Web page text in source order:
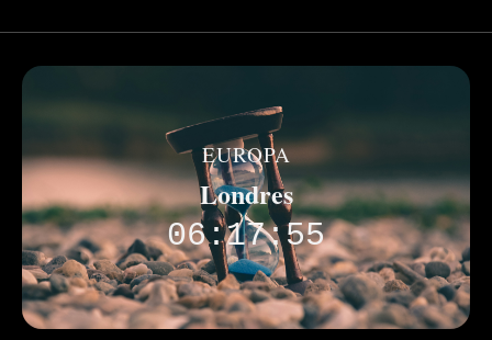
EUROPA
Londres
06:17:55